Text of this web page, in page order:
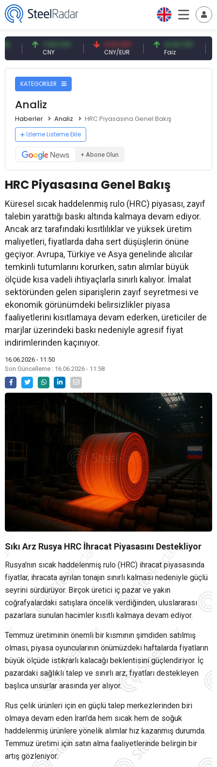
7,09 CNY
CNY
0,13 CNY
CNY/EUR
41,54 TRY
Faiz
79,73
KATEGORİLER
Analiz
Haberler Analiz HRC Piyasasına Genel Bakış
İzleme Listeme Ekle
+ Abone Olun
HRC Piyasasına Genel Bakış
Küresel sıcak haddelenmiş rulo (HRC) piyasası, zayıf
talebin yarattığı baskı altında kalmaya devam ediyor.
Ancak arz tarafındaki kısıtlılıklar ve yüksek üretim
maliyetleri, fiyatlarda daha sert düşüşlerin önüne
geçiyor. Avrupa, Türkiye ve Asya genelinde alıcılar
temkinli tutumlarını korurken, satın alımlar büyük
ölçüde kısa vadeli ihtiyaçlarla sınırlı kalıyor. İmalat
sektöründen gelen siparişlerin zayıf seyretmesi ve
ekonomik görünümdeki belirsizlikler piyasa
faaliyetlerini kısıtlamaya devam ederken, üreticiler de
marjlar üzerindeki baskı nedeniyle agresif fiyat
indirimlerinden kaçınıyor.
16.06.2026 - 11:50
Son Güncelleme : 16.06.2026 - 11:58
Sıkı Arz Rusya HRC İhracat Piyasasını Destekliyor
Rusya'nın sıcak haddelenmiş rulo (HRC) ihracat piyasasında
fiyatlar, ihracata ayrılan tonajın sınırlı kalması nedeniyle güçlü
seyrini sürdürüyor. Birçok üretici iç pazar ve yakın
coğrafyalardaki satışlara öncelik verdiğinden, uluslararası
pazarlara sunulan hacimler kısıtlı kalmaya devam ediyor.
Temmuz üretiminin önemli bir kısmının şimdiden satılmış
olması, piyasa oyuncularının önümüzdeki haftalarda fiyatların
büyük ölçüde istikrarlı kalacağı beklentisini güçlendiriyor. İç
pazardaki sağlıklı talep ve sınırlı arz, fiyatları destekleyen
başlıca unsurlar arasında yer alıyor.
Rus çelik ürünleri için en güçlü talep merkezlerinden biri
olmaya devam eden İran'da hem sıcak hem de soğuk
haddelenmiş ürünlere yönelik alımlar hız kazanmış durumda.
Temmuz üretimi için satın alma faaliyetlerinde belirgin bir
artış gözleniyor.